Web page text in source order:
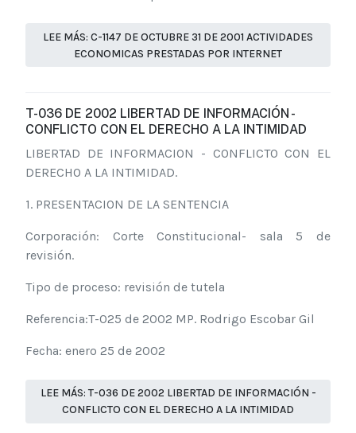
LEE MÁS: C-1147 DE OCTUBRE 31 DE 2001 ACTIVIDADES
ECONOMICAS PRESTADAS POR INTERNET
T-036 DE 2002 LIBERTAD DE INFORMACIÓN -
CONFLICTO CON EL DERECHO A LA INTIMIDAD
LIBERTAD DE INFORMACION - CONFLICTO CON EL
DERECHO A LA INTIMIDAD.
1. PRESENTACION DE LA SENTENCIA
Corporación: Corte Constitucional- sala 5 de
revisión.
Tipo de proceso: revisión de tutela
Referencia:T-025 de 2002 MP. Rodrigo Escobar Gil
Fecha: enero 25 de 2002
LEE MÁS: T-036 DE 2002 LIBERTAD DE INFORMACIÓN -
CONFLICTO CON EL DERECHO A LA INTIMIDAD